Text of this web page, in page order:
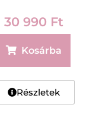
30 990 Ft
Kosárba
Részletek